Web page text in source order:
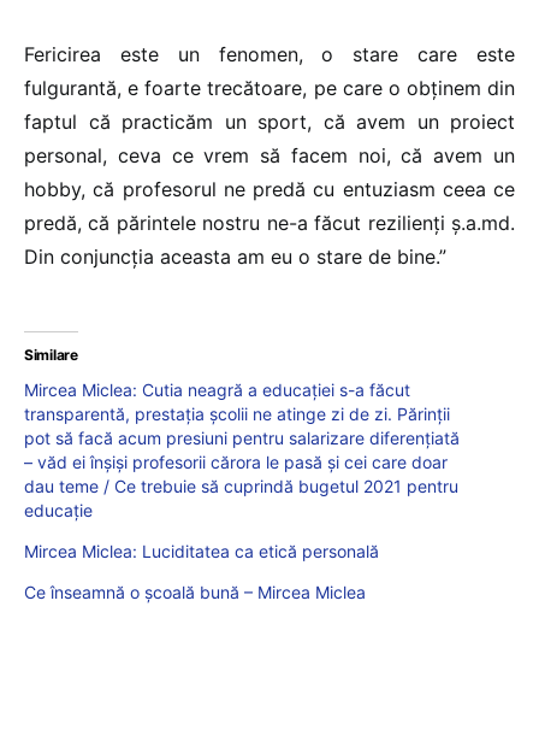
Fericirea este un fenomen, o stare care este
fulgurantă, e foarte trecătoare, pe care o obținem din
faptul că practicăm un sport, că avem un proiect
personal, ceva ce vrem să facem noi, că avem un
hobby, că profesorul ne predă cu entuziasm ceea ce
predă, că părintele nostru ne-a făcut rezilienți ș.a.md.
Din conjuncția aceasta am eu o stare de bine.”
Similare
Mircea Miclea: Cutia neagră a educației s-a făcut
transparentă, prestația școlii ne atinge zi de zi. Părinții
pot să facă acum presiuni pentru salarizare diferențiată
– văd ei înșiși profesorii cărora le pasă și cei care doar
dau teme / Ce trebuie să cuprindă bugetul 2021 pentru
educație
Mircea Miclea: Luciditatea ca etică personală
Ce înseamnă o școală bună – Mircea Miclea